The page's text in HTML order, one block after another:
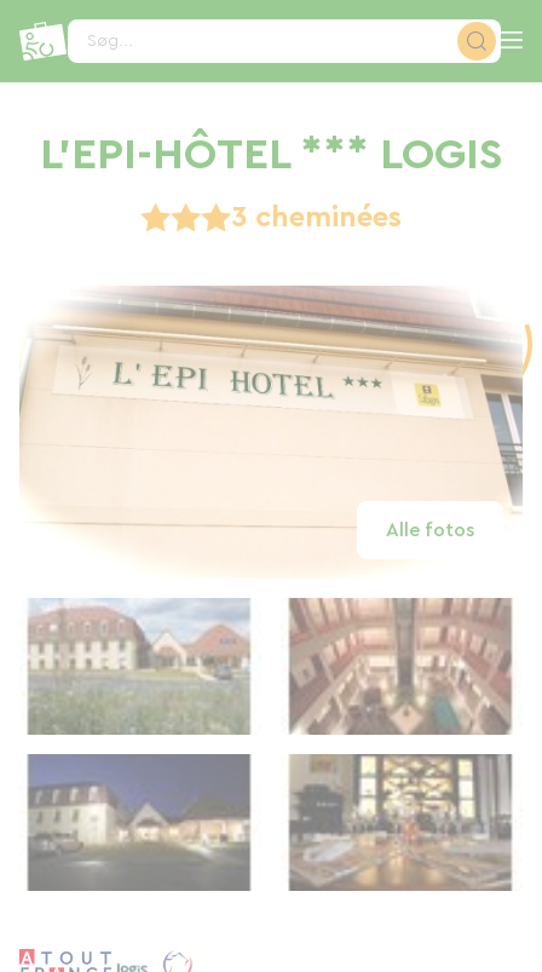
Søg...
L'EPI-HÔTEL *** LOGIS
3 cheminées
Alle fotos
CCookie-styringspanel